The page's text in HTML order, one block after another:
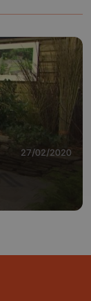
27/02/2020